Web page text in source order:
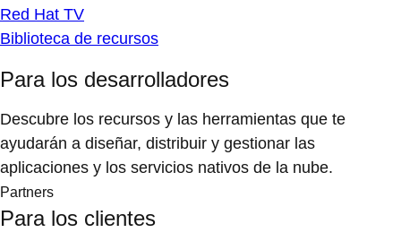
Red Hat TV
Biblioteca de recursos
Para los desarrolladores
Descubre los recursos y las herramientas que te
ayudarán a diseñar, distribuir y gestionar las
aplicaciones y los servicios nativos de la nube.
Partners
Para los clientes